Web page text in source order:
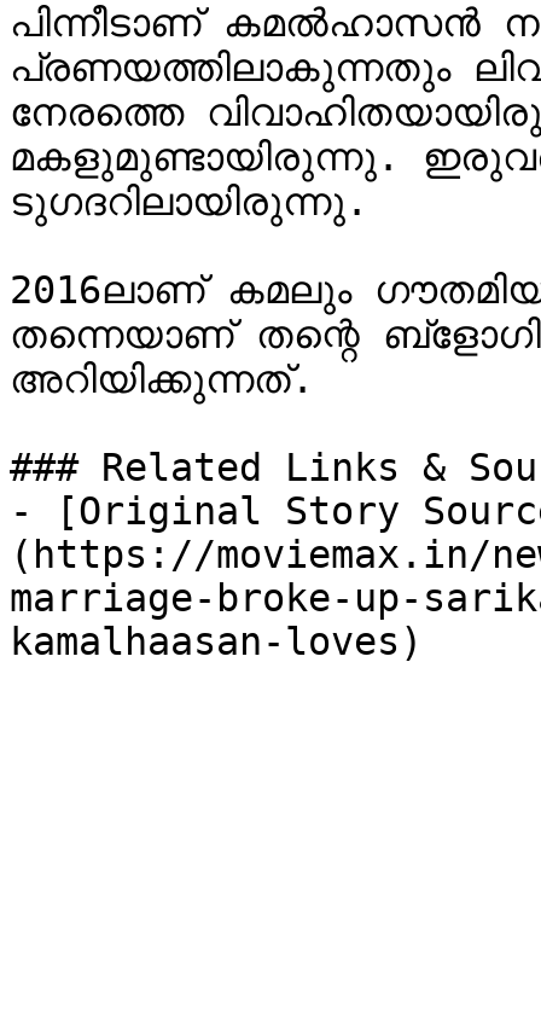
പിന്നീടാണ് കമല്‍ഹാസന്‍
പ്രണയത്തിലാകുന്നതും
നേരത്തെ
മകളുമുണ്ടായിരുന്നു.
ടുഗദറിലായിരുന്നു.
2016ലാണ് കമലും
തന്നെയാണ് തന്റെ ബ്‌ളോഗിലൂടെ ഇക്കാര്യം
അറിയിക്കുന്നത്.
### Related Links &
- [Original Story
(https://moviemax.in/
marriage-broke-up-
kamalhaasan-loves)